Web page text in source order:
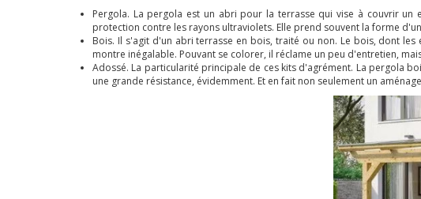
Pergola. La pergola est un abri pour la terrasse qui vise à couvrir
protection contre les rayons ultraviolets. Elle prend souvent la forme
Bois. Il s'agit d'un abri terrasse en bois, traité ou non. Le bois, dont
montre inégalable. Pouvant se colorer, il réclame un peu d'entretien,
Adossé. La particularité principale de ces kits d'agrément. La pergola
une grande résistance, évidemment. Et en fait non seulement un